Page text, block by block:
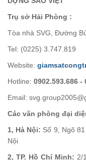
Trụ sở Hải Phòng :
Tòa nhà SVG, Đường
Tel: (0225) 3.747.819
Website:
Hotline: 0902.593.686 -
Email:
Các văn phòng đại
1, Hà Nội: Số 9, Ngõ
Nội
2, TP. Hồ Chí Minh: 2/